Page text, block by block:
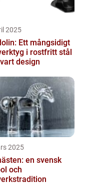
2025
Ett mångsidigt
i rostfritt stål
design
2025
en svensk
och